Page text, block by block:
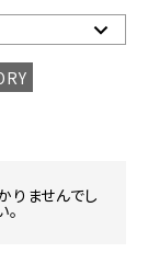
りませんでし